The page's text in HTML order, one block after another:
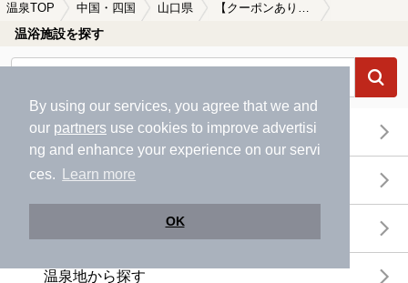
By using our services, you agree that we and
our partners use cookies to improve advertisi
ng and enhance your experience on our servi
ces.
Learn more
OK
温泉TOP 中国・四国 山口県 【クーポンあり】一人旅におすすめの山口県の温泉、日帰り温泉、スーパー銭湯おすすめ
温浴施設を探す
エリアから探す
地図から探す
温泉地から探す